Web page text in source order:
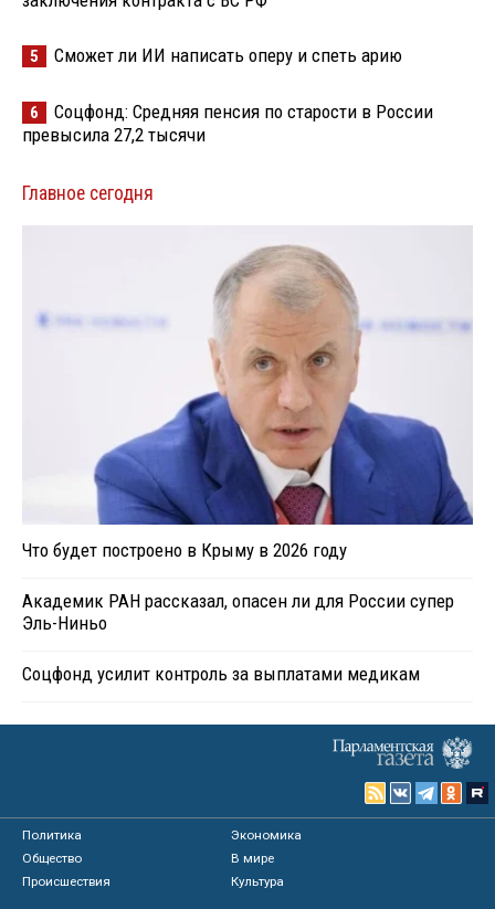
5 Сможет ли ИИ написать оперу и спеть арию
6
Соцфонд: Средняя пенсия по старости в России
превысила 27,2 тысячи
Главное сегодня
Что будет построено в Крыму в 2026 году
Академик РАН рассказал, опасен ли для России супер
Эль-Ниньо
Соцфонд усилит контроль за выплатами медикам
Политика
Экономика
Общество
В мире
Происшествия
Культура